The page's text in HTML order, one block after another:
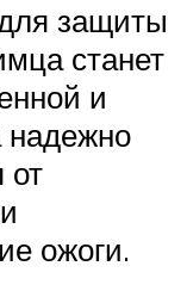
защиты
станет
и
надежно
от
ожоги.